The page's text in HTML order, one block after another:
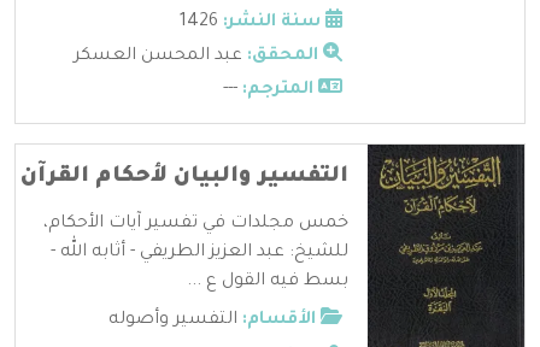
سنة النشر:
المحقق: عبد المحسن العسكر
المترجم: ---
التفسير والبيان لأحكام القرآن
خمس مجلدات في تفسير آيات الأحكام،
للشيخ: عبد العزيز الطريفي - أثابه الله -
بسط فيه القول ع ...
الأقسام: التفسير وأصوله